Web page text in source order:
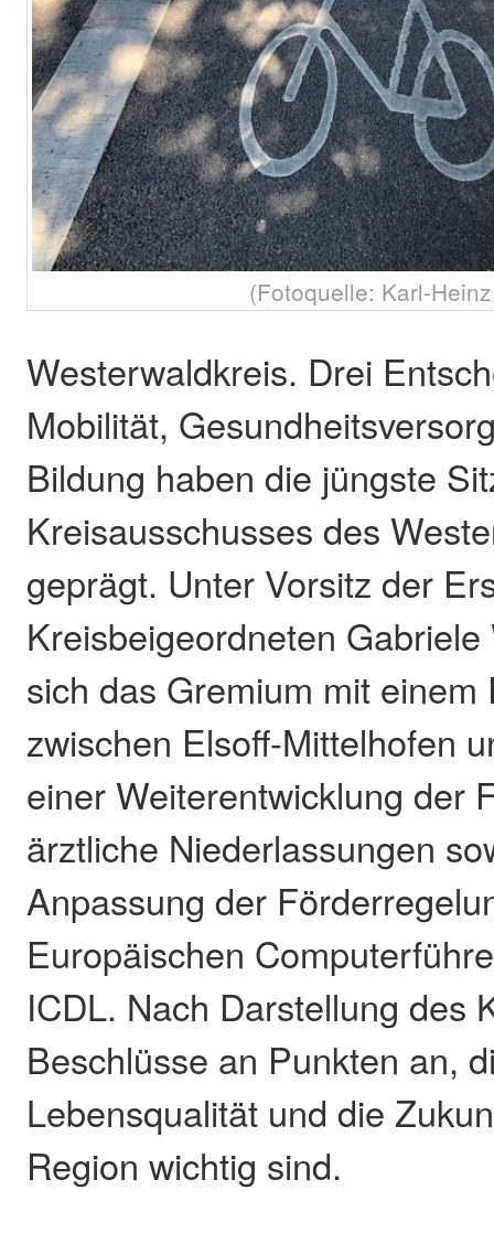
(Fotoquelle: Karl-
Westerwaldkreis. Drei
Mobilität,
Bildung haben die jüngste
Kreisausschusses des
geprägt. Unter Vorsitz der
Kreisbeigeordneten
sich das Gremium mit einem
zwischen Elsoff-Mittelhofen
einer Weiterentwicklung der
ärztliche Niederlassungen
Anpassung der
Europäischen
ICDL. Nach Darstellung des
Beschlüsse an Punkten an,
Lebensqualität und die
Region wichtig sind.